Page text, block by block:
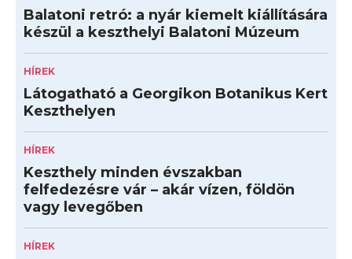
Balatoni retró: a nyár kiemelt kiállítására
készül a keszthelyi Balatoni Múzeum
HÍREK
Látogatható a Georgikon Botanikus Kert
Keszthelyen
HÍREK
Keszthely minden évszakban
felfedezésre vár – akár vízen, földön
vagy levegőben
HÍREK